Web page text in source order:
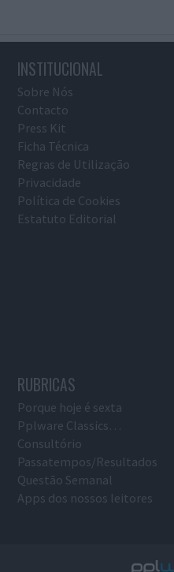
INSTITUCIONAL
Sobre Nós
Contacto
Press Kit
Ficha Técnica
Regras de Utilização
Privacidade
Política de Cookies
Estatuto Editorial
RUBRICAS
Porque hoje é sexta
Pplware Classics…
Consultório
Passatempos/Resultados
Questão Semanal
Apps dos nossos leitores